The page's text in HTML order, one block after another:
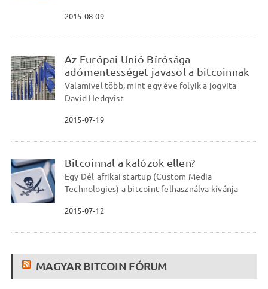
2015-08-09
Az Európai Unió Bírósága
adómentességet javasol a bitcoinnak
Valamivel több, mint egy éve folyik a jogvita
David Hedqvist
2015-07-19
Bitcoinnal a kalózok ellen?
Egy Dél-afrikai startup (Custom Media
Technologies) a bitcoint felhasználva kívánja
2015-07-12
MAGYAR BITCOIN FÓRUM